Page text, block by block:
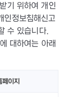
기 위하여 개인
인정보침해신고
수 있습니다.
대하여는 아래
페이지